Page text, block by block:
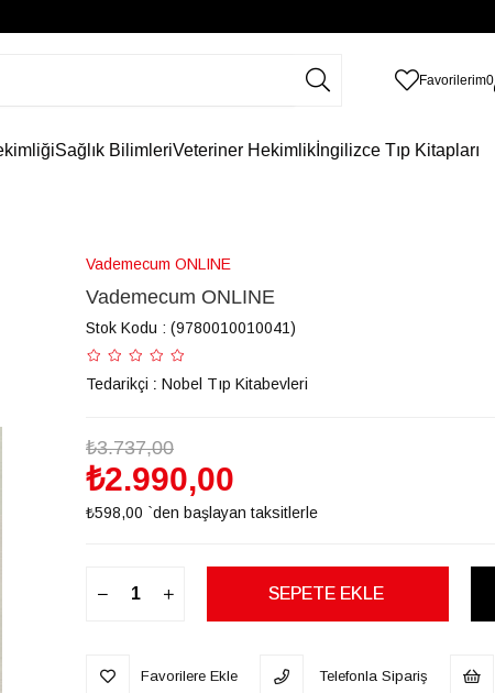
Favorilerim0
Sağlık BilimleriVeteriner Hekimlik İngilizce Tıp Kitapları
Vademecum ONLINE
Vademecum ONLINE
Stok Kodu (9780010010041)
Tedarikçi : Nobel Tıp Kitabevleri
₺3.737,00
₺2.990,00
₺598,00 `den başlayan taksitlerle
Favorilere Ekle Telefonla Sipariş